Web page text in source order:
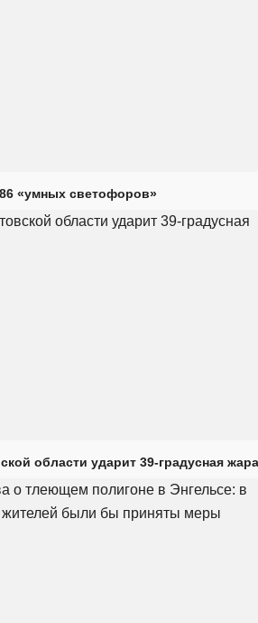
«умных светофоров»
области ударит 39-градусная жара